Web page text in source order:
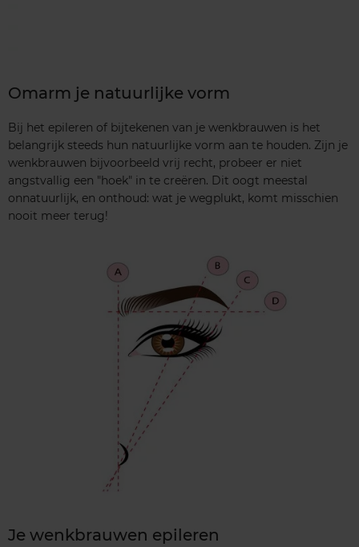
Omarm je natuurlijke vorm
Bij het epileren of bijtekenen van je wenkbrauwen is het
belangrijk steeds hun natuurlijke vorm aan te houden. Zijn je
wenkbrauwen bijvoorbeeld vrij recht, probeer er niet
angstvallig een "hoek" in te creëren. Dit oogt meestal
onnatuurlijk, en onthoud: wat je wegplukt, komt misschien
nooit meer terug!
Je wenkbrauwen epileren